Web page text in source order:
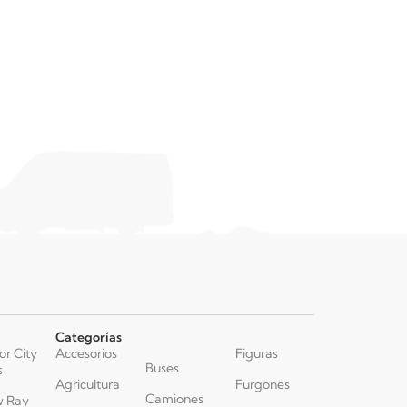
City
Ray
Categorías
Accesorios
Agricultura
Buses
Camiones
Figuras
Furgones